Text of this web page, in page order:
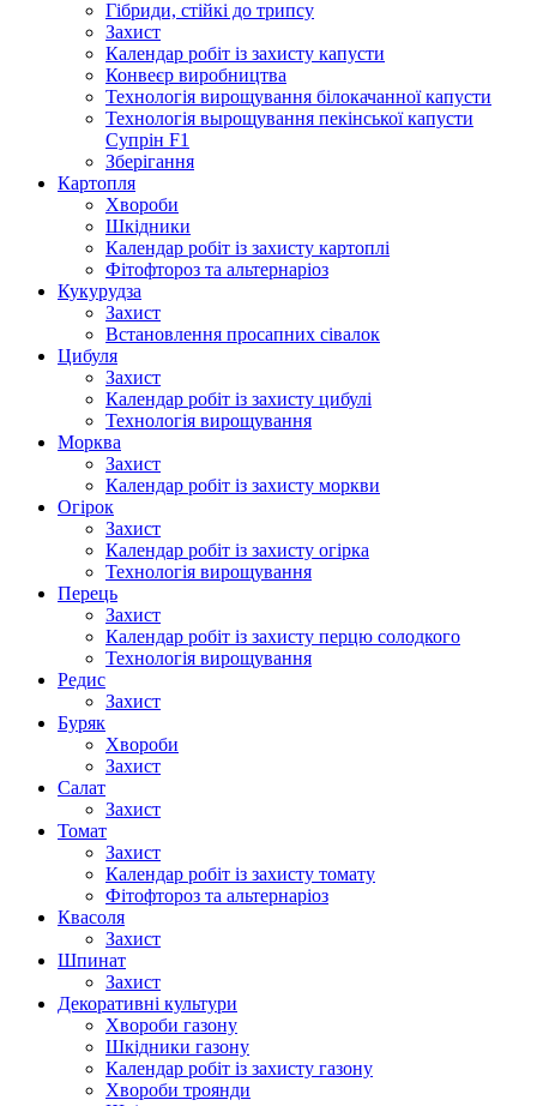
Гібриди, стійкі до трипсу
Захист
Календар робіт із захисту капусти
Конвеєр виробництва
Технологія вирощування білокачанної капусти
Технологія вырощування пекінської капусти
Супрін F1
Зберігання
Картопля
Хвороби
Шкідники
Календар робіт із захисту картоплі
Фітофтороз та альтернаріоз
Кукурудза
Захист
Встановлення просапних сівалок
Цибуля
Захист
Календар робіт із захисту цибулі
Технологія вирощування
Морква
Захист
Календар робіт із захисту моркви
Огірок
Захист
Календар робіт із захисту огірка
Технологія вирощування
Перець
Захист
Календар робіт із захисту перцю солодкого
Технологія вирощування
Редис
Захист
Буряк
Хвороби
Захист
Салат
Захист
Томат
Захист
Календар робіт із захисту томату
Фітофтороз та альтернаріоз
Квасоля
Захист
Шпинат
Захист
Декоративні культури
Хвороби газону
Шкідники газону
Календар робіт із захисту газону
Хвороби троянди